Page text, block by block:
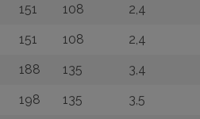
151 108
2,4
151 108
2,4
188 135
3,4
198 135
3,5